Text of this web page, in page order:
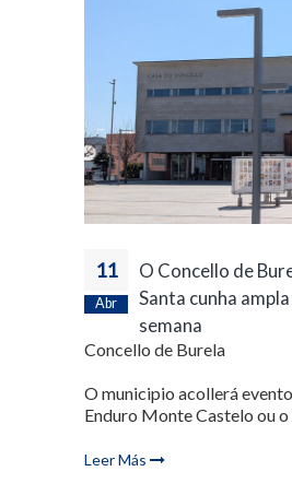
11
Abr
O Concello de
Santa cunha
semana
Concello de Burela
O municipio acollerá
Enduro Monte Castelo ou
Leer Más